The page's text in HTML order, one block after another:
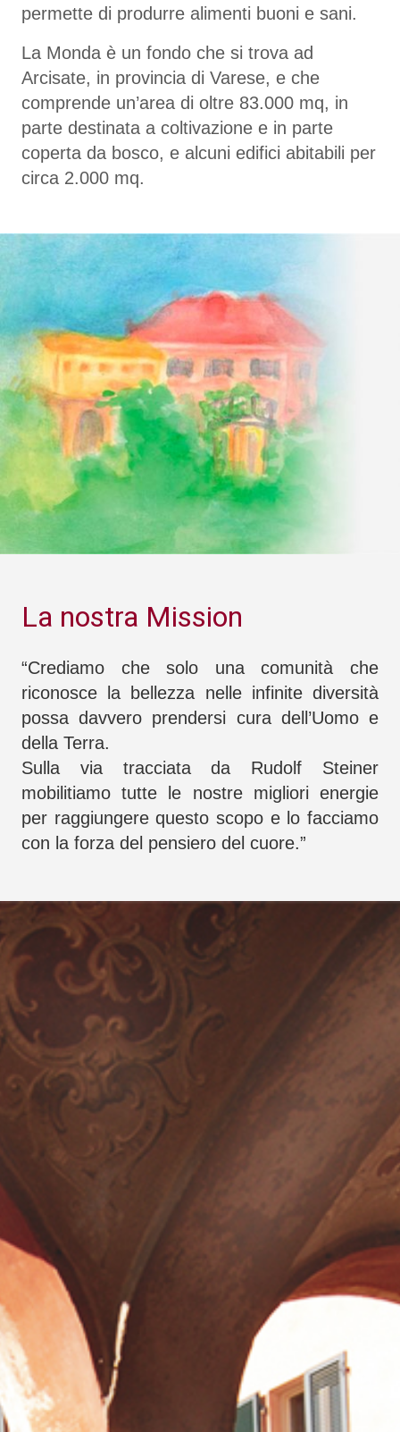
permette di produrre alimenti buoni e sani.
La Monda è un fondo che si trova ad
Arcisate, in provincia di Varese, e che
comprende un’area di oltre 83.000 mq, in
parte destinata a coltivazione e in parte
coperta da bosco, e alcuni edifici abitabili per
circa 2.000 mq.
La nostra Mission
“Crediamo che solo una comunità che
riconosce la bellezza nelle infinite diversità
possa davvero prendersi cura dell’Uomo e
della Terra.
Sulla via tracciata da Rudolf Steiner
mobilitiamo tutte le nostre migliori energie
per raggiungere questo scopo e lo facciamo
con la forza del pensiero del cuore.”